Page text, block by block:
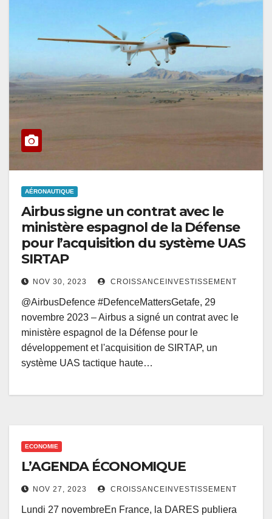
AÉRONAUTIQUE
Airbus signe un contrat avec le
ministère espagnol de la Défense
pour l’acquisition du système UAS
SIRTAP
NOV 30, 2023 CROISSANCEINVESTISSEMENT
@AirbusDefence #DefenceMattersGetafe, 29
novembre 2023 – Airbus a signé un contrat avec le
ministère espagnol de la Défense pour le
développement et l'acquisition de SIRTAP, un
système UAS tactique haute…
ECONOMIE
L’AGENDA ÉCONOMIQUE
NOV 27, 2023 CROISSANCEINVESTISSEMENT
Lundi 27 novembreEn France, la DARES publiera